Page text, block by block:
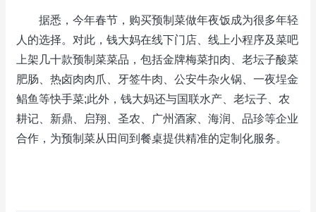
据悉，今年春节，购买预制菜做年夜饭成为很多年轻
人的选择。对此，钱大妈在线下门店、线上小程序及菜吧
上架几十款预制菜菜品，包括金牌梅菜扣肉、老坛子酸菜
肥肠、热卤肉肉爪、牙签牛肉、公安牛杂火锅、一夜埕金
鲳鱼等快手菜;此外，钱大妈还与国联水产、老坛子、农
耕记、新鼎、启翔、圣农、广州酒家、海润、品珍等企业
合作，为预制菜从田间到餐桌提供精准的定制化服务。